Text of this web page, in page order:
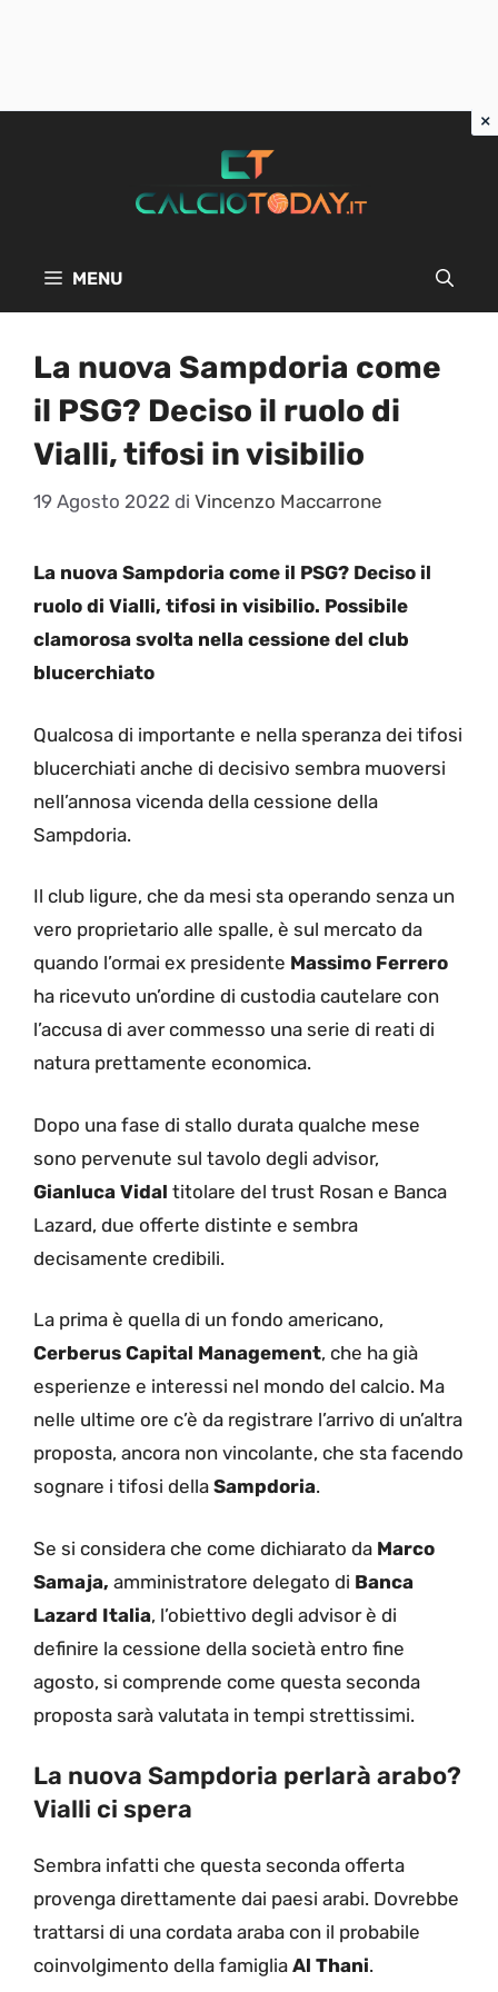
MENU
La nuova Sampdoria come
il PSG? Deciso il ruolo di
Vialli, tifosi in visibilio
19 Agosto 2022 di Vincenzo Maccarrone
La nuova Sampdoria come il PSG? Deciso il
ruolo di Vialli, tifosi in visibilio. Possibile
clamorosa svolta nella cessione del club
blucerchiato
Qualcosa di importante e nella speranza dei tifosi
blucerchiati anche di decisivo sembra muoversi
nell’annosa vicenda della cessione della
Sampdoria.
Il club ligure, che da mesi sta operando senza un
vero proprietario alle spalle, è sul mercato da
quando l’ormai ex presidente Massimo Ferrero
ha ricevuto un’ordine di custodia cautelare con
l’accusa di aver commesso una serie di reati di
natura prettamente economica.
Dopo una fase di stallo durata qualche mese
sono pervenute sul tavolo degli advisor,
Gianluca Vidal titolare del trust Rosan e Banca
Lazard, due offerte distinte e sembra
decisamente credibili.
La prima è quella di un fondo americano,
Cerberus Capital Management, che ha già
esperienze e interessi nel mondo del calcio. Ma
nelle ultime ore c’è da registrare l’arrivo di un’altra
proposta, ancora non vincolante, che sta facendo
sognare i tifosi della Sampdoria.
Se si considera che come dichiarato da Marco
Samaja, amministratore delegato di Banca
Lazard Italia, l’obiettivo degli advisor è di
definire la cessione della società entro fine
agosto, si comprende come questa seconda
proposta sarà valutata in tempi strettissimi.
La nuova Sampdoria perlarà arabo?
Vialli ci spera
Sembra infatti che questa seconda offerta
provenga direttamente dai paesi arabi. Dovrebbe
trattarsi di una cordata araba con il probabile
coinvolgimento della famiglia Al Thani.